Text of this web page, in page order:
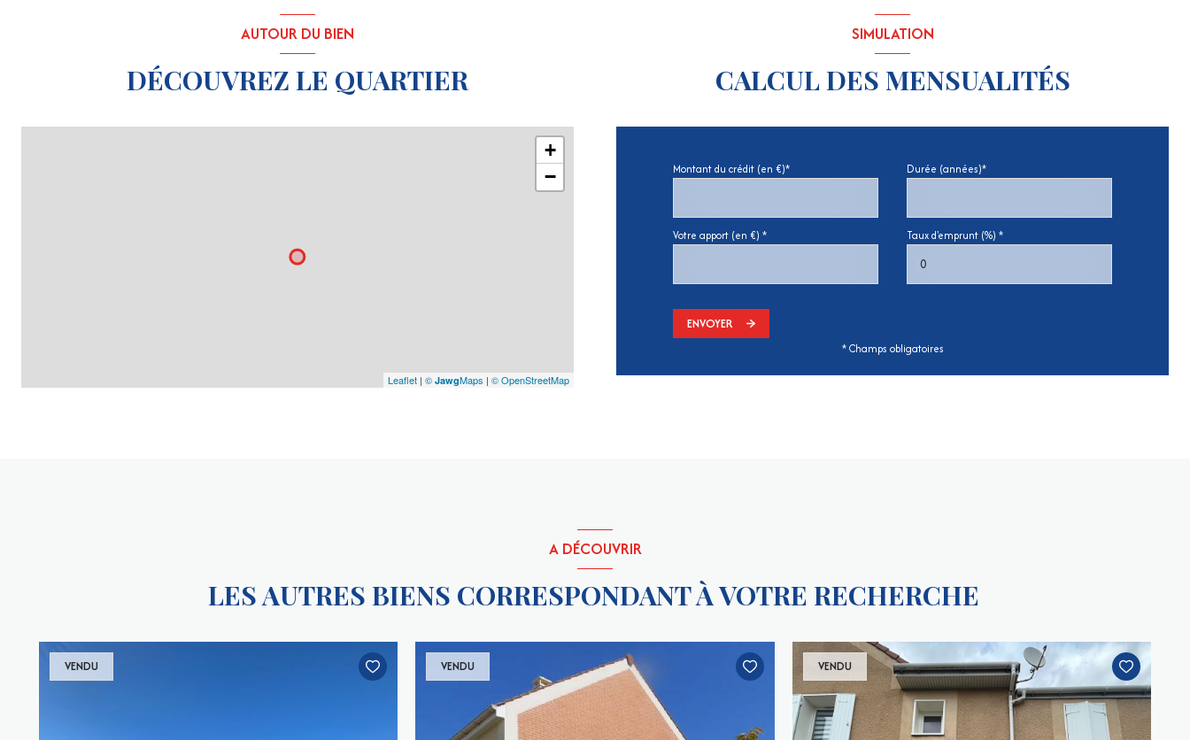
AUTOUR DU BIEN
DÉCOUVREZ LE QUARTIER
+
−
Leaflet | © JawgMaps | © OpenStreetMap
SIMULATION
CALCUL DES MENSUALITÉS
Montant du crédit (en €)* Durée (années)*
Votre apport (en €) * Taux d'emprunt (%) *
ENVOYER
* Champs obligatoires
A DÉCOUVRIR
LES AUTRES BIENS CORRESPONDANT À VOTRE RECHERCHE
VENDU VENDU VENDU